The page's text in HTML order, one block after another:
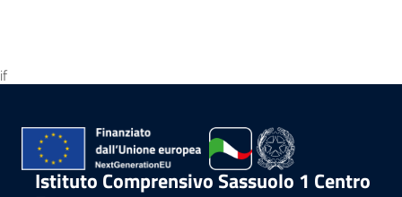
if
Istituto Comprensivo Sassuolo 1 Centro